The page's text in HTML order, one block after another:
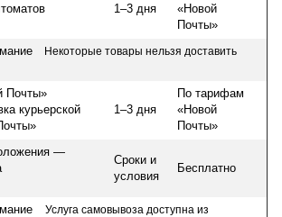
1–3 дня
«Новой
Почты»
Некоторые товары нельзя доставить
курьерской
1–3 дня
По тарифам
«Новой
Почты»
Сроки и
условия
Бесплатно
Услуга самовывоза доступна из